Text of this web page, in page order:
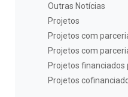
Outras Notícias
Projetos
Projetos com
Projetos com
Projetos financiados
Projetos